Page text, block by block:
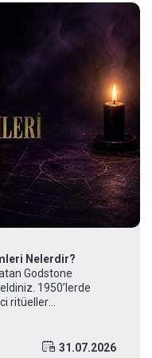
Nelerdir?
Godstone
1950’lerde
ritüeller
31.07.2026